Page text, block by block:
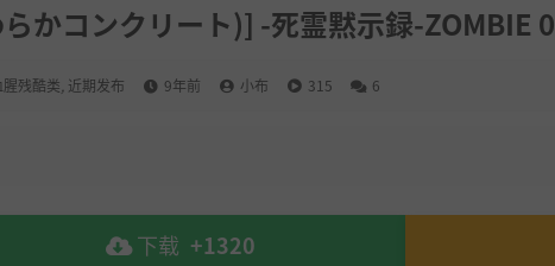
かコンクリート)] -死霊黙示録-ZOMBIE 0
腥残酷类 近期发布 9年前 小布 315 6
下载 +1320